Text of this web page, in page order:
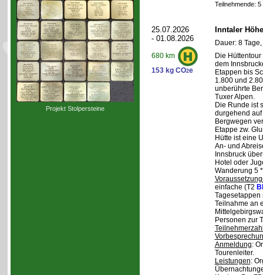
Projekt Stolpersteine
Teilnehmende:
25.07.2026
- 01.08.2026
680 km
153 kg CO2e
Inntaler
Dauer: 8
Die
dem
Etappen bis
1.800 und
unberührte
Tuxer Alpen.
Die Runde ist
durgehend
Bergwegen
Etappe zw.
Hütte ist eine
An- und
Innsbruck
Hotel oder
Wanderung 5
einfache (T2
Tagesetappen
Teilnahme an
Personen zur
Anmeldung:
Tourenleiter.
Leistungen: